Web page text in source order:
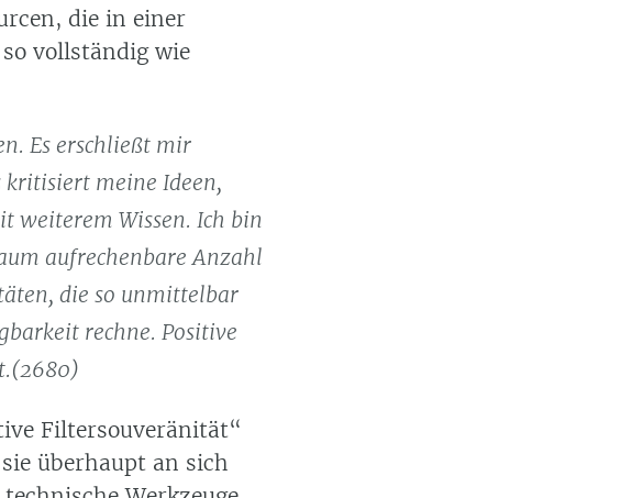
die in einer
vollständig wie
Es erschließt mir
kritisiert meine Ideen,
weiterem Wissen. Ich bin
aufrechenbare Anzahl
die so unmittelbar
rechne. Positive
Filtersouveränität“
überhaupt an sich